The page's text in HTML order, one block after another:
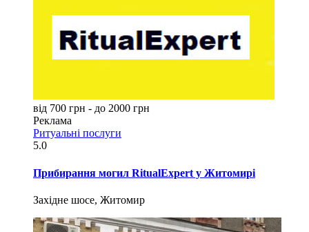
від 700 грн - до 2000 грн
Реклама
Ритуальні послуги
5.0
Прибирання могил RitualExpert у Житомирі
Західне шосе, Житомир